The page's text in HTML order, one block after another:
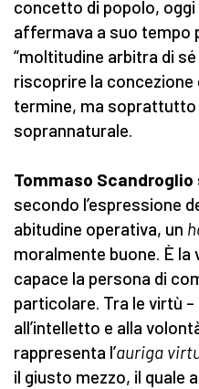
concetto di popolo,
affermava a suo tempo
“moltitudine arbitra di
riscoprire la concezione
termine, ma soprattutto
soprannaturale.
Tommaso
secondo l’espressione
abitudine operativa, un
moralmente buone. È
capace la persona di
particolare. Tra le virtù
all’intelletto e alla
rappresenta l’auriga
il giusto mezzo, il quale